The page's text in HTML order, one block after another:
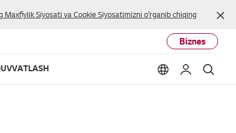
Maxfiylik Siyosati va Cookie Siyosatimizni oʻrganib chiqing
Biznes
LanguageMening LG